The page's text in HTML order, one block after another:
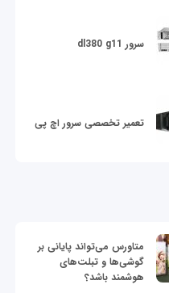
سرور dl380 g11
تعمیر تخصصی سرور اچ پی
متاورس می‌تواند پایانی بر
گوشی‌ها و تبلت‌های
هوشمند باشد؟